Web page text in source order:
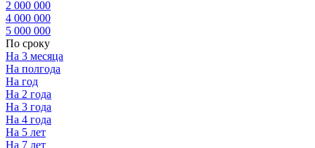
2 000 000
4 000 000
5 000 000
По сроку
На 3 месяца
На полгода
На год
На 2 года
На 3 года
На 4 года
На 5 лет
На 7 лет